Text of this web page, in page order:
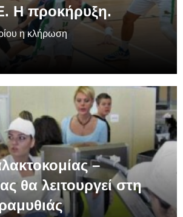
Η προκήρυξη.
η κλήρωση
–
θα λειτουργεί στη